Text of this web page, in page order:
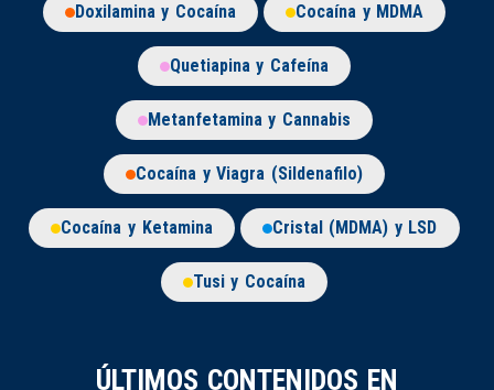
Doxilamina y Cocaína Cocaína y MDMA
Quetiapina y Cafeína
Metanfetamina y Cannabis
Cocaína y Viagra (Sildenafilo)
Cocaína y Ketamina Cristal (MDMA) y LSD
Tusi y Cocaína
ÚLTIMOS CONTENIDOS EN